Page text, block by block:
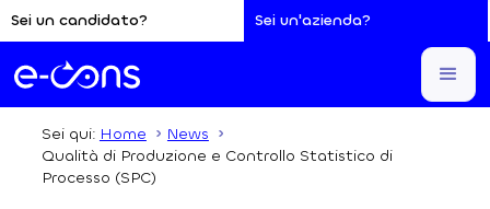
Sei un candidato? Sei un'azienda?
Sei qui: Home
News
Qualità di Produzione e Controllo Statistico di
Processo (SPC)